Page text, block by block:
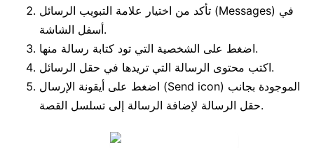
تأكد من اختيار علامة التبويب الرسائل (Messages)
أسفل الشاشة.
اضغط على الشخصية التي تود كتابة رسالة منها.
اكتب محتوى الرسالة التي تريدها في حقل الرسائل.
اضغط على أيقونة الإرسال (Send icon)
حقل الرسالة لإضافة الرسالة إلى تسلسل القصة.